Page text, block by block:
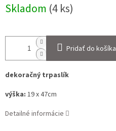
cena:
Skladom (4 ks)
Pridať do košíka
dekoračný trpaslík
výška: 19 x 47cm
Detailné informácie